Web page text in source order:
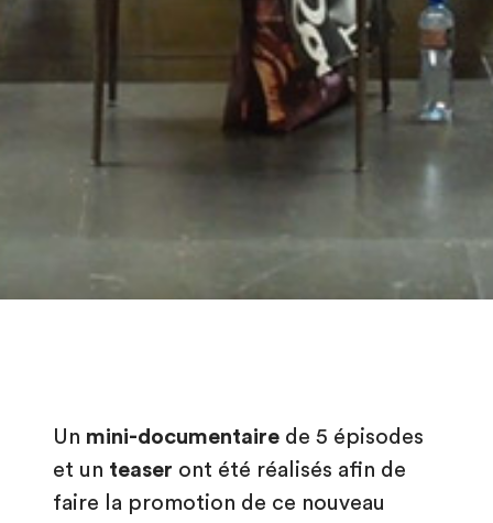
Un mini-documentaire de 5 épisodes
et un teaser ont été réalisés afin de
faire la promotion de ce nouveau